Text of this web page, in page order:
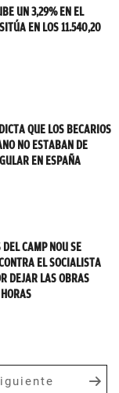
UN 3,29% EN EL
EN LOS 11.540,20
QUE LOS BECARIOS
NO ESTABAN DE
EN ESPAÑA
DEL CAMP NOU SE
EL SOCIALISTA
DEJAR LAS OBRAS